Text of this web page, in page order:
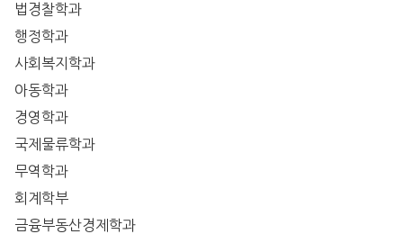
법경찰학과
행정학과
사회복지학과
아동학과
경영학과
국제물류학과
무역학과
회계학부
금융부동산경제학과